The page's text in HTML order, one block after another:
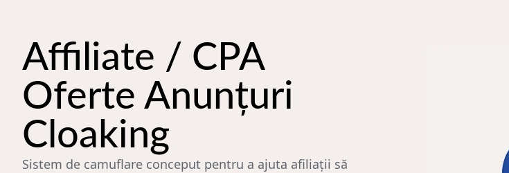
Affiliate / CPA
Oferte Anunțuri
Cloaking
Sistem de camuflare conceput pentru a ajuta afiliații să